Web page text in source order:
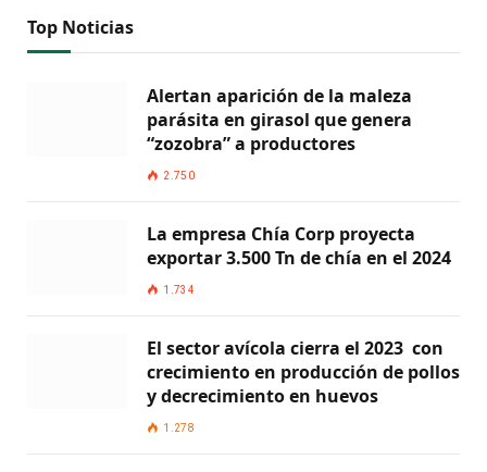
Top Noticias
Alertan aparición de la maleza
parásita en girasol que genera
“zozobra” a productores
2.750
La empresa Chía Corp proyecta
exportar 3.500 Tn de chía en el 2024
1.734
El sector avícola cierra el 2023 con
crecimiento en producción de pollos
y decrecimiento en huevos
1.278